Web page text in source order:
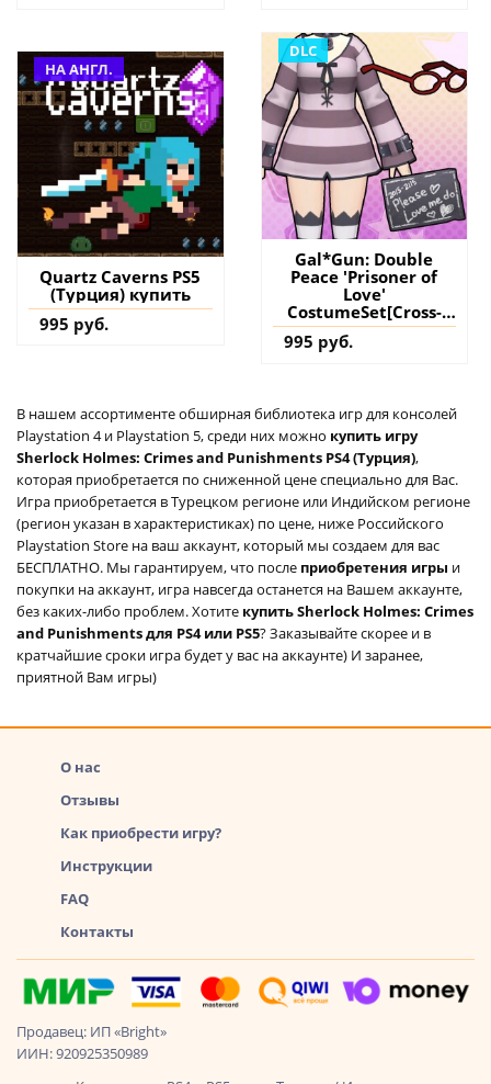
НА АНГЛ.
Quartz Caverns PS5
(Турция) купить
995 руб.
DLC
Gal*Gun: Double
Peace 'Prisoner of
Love'
CostumeSet[Cross-
Buy] - Gal*Gun
Double Peace PS4
995 руб.
В нашем ассортименте обширная библиотека игр для консолей
Playstation 4 и Playstation 5, среди них можно купить игру
Sherlock Holmes: Crimes and Punishments PS4 (Турция),
которая приобретается по сниженной цене специально для Вас.
Игра приобретается в Турецком регионе или Индийском регионе
(регион указан в характеристиках) по цене, ниже Российского
Playstation Store на ваш аккаунт, который мы создаем для вас
БЕСПЛАТНО. Мы гарантируем, что после приобретения игры и
покупки на аккаунт, игра навсегда останется на Вашем аккаунте,
без каких-либо проблем. Хотите купить Sherlock Holmes: Crimes
and Punishments для PS4 или PS5? Заказывайте скорее и в
кратчайшие сроки игра будет у вас на аккаунте) И заранее,
приятной Вам игры)
О нас
Отзывы
Как приобрести игру?
Инструкции
FAQ
Контакты
Продавец: ИП «Bright»
ИИН: 920925350989